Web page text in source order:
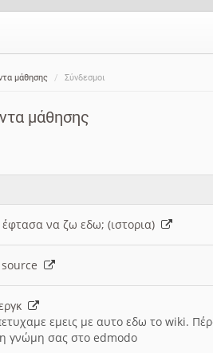
μάθησης Σύνδεσμοι
μάθησης
να ζω εδω; (ιστορια)
source
εμεις με αυτο εδω το wiki.
γνώμη σας στο edmodo